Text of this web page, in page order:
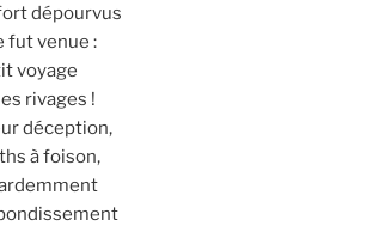
dépourvus
fut venue :
voyage
rivages !
déception,
à foison,